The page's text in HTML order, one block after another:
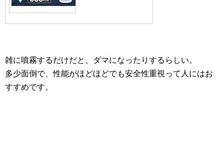
雑に噴霧するだけだと、ダマになったりするらしい。
多少面倒で、性能がほどほどでも安全性重視って人にはお
すすめです。